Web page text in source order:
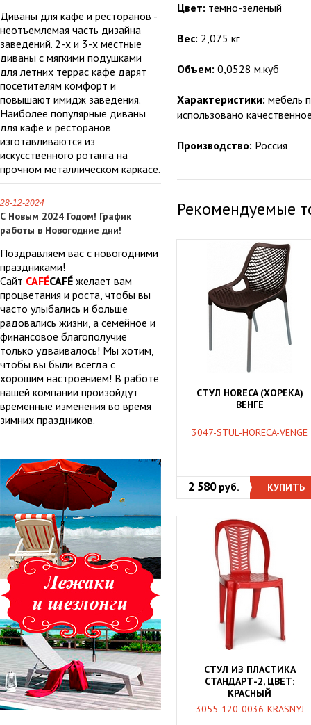
Диваны для кафе и ресторанов -
неотъемлемая часть дизайна
заведений. 2-х и 3-х местные
диваны с мягкими подушками
для летних террас кафе дарят
посетителям комфорт и
повышают имидж заведения.
Наиболее популярные диваны
для кафе и ресторанов
изготавливаются из
искусственного ротанга на
прочном металлическом каркасе.
28-12-2024
С Новым 2024 Годом! График
работы в Новогодние дни!
Поздравляем вас с новогодними
праздниками!
Сайт CAFÉCAFÉ желает вам
процветания и роста, чтобы вы
часто улыбались и больше
радовались жизни, а семейное и
финансовое благополучие
только удваивалось! Мы хотим,
чтобы вы были всегда с
хорошим настроением! В работе
нашей компании произойдут
временные изменения во время
зимних праздников.
Цвет: темно-зеленый
Вес: 2,075 кг
Объем: 0,0528 м.куб
Характеристики: мебель
использовано
Производство: Россия
Рекомендуемые
СТУЛ HORECA (ХОРЕКА)
ВЕНГЕ
3047-STUL-HORECA-VENGE
2 580 руб. КУПИТЬ
СТУЛ ИЗ ПЛАСТИКА
СТАНДАРТ-2, ЦВЕТ:
КРАСНЫЙ
3055-120-0036-KRASNYJ